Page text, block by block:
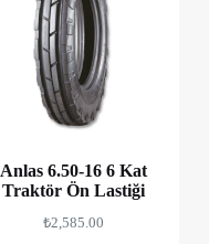
Anlas 6.50-16 6 Kat
Traktör Ön Lastiği
₺2,585.00